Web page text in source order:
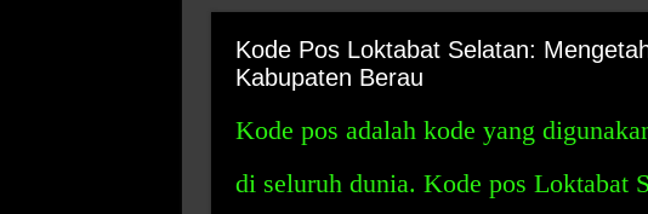
Kode Pos Loktabat Selatan:
Kabupaten Berau
Kode pos adalah kode yang
di seluruh dunia. Kode pos Loktabat